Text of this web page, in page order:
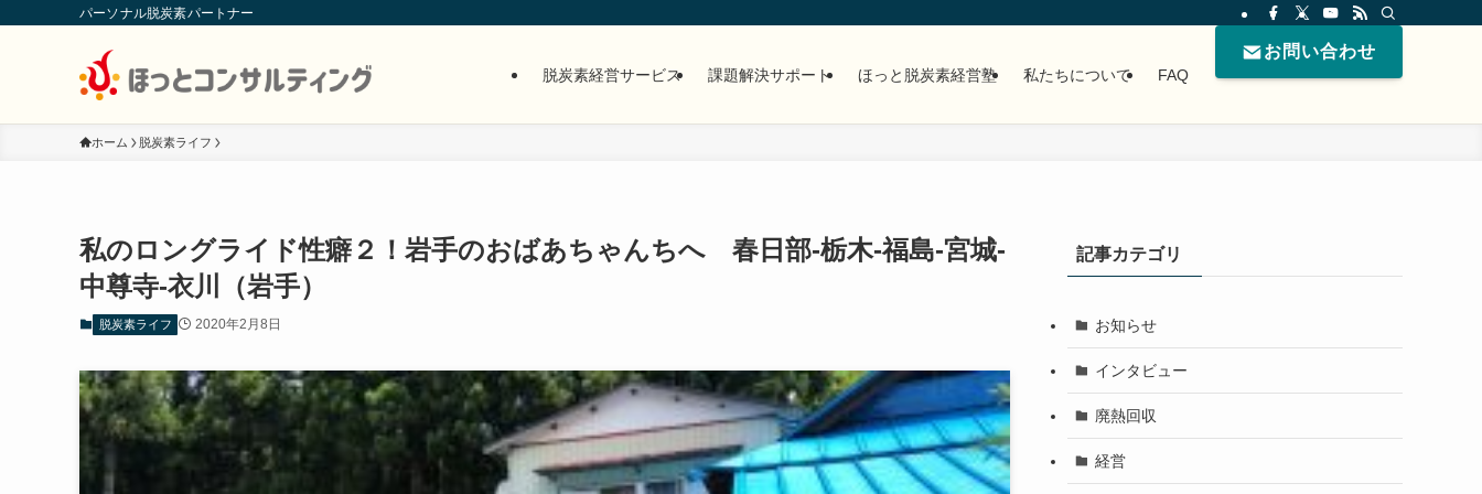
パーソナル脱炭素パートナー
脱炭素経営サービス 課題解決サポート ほっと脱炭素経営塾 私たちについて FAQ
お問い合わせ
ホーム 脱炭素ライフ
私のロングライド性癖２！岩手のおばあちゃんちへ 春日部-栃木-福島-宮城-
中尊寺-衣川（岩手）
脱炭素ライフ 2020年2月8日
記事カテゴリ
お知らせ
インタビュー
廃熱回収
経営